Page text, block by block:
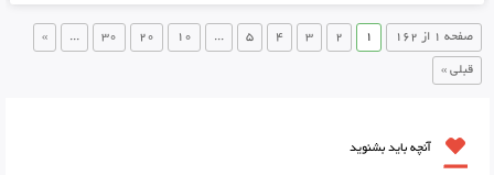
صفحه 1 از 162 1
2
3
4
5
...
10
20
30
...
»
قبلی »
آنچه باید بشنوید